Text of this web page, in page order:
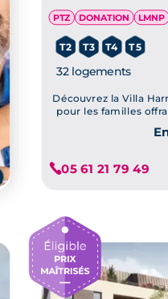
Je
PTZ DONATION LMNP
T2 T3 T4 T5
32 logements
Découvrez la Villa
pour les familles
au T5, située à
05 61 21 79 49